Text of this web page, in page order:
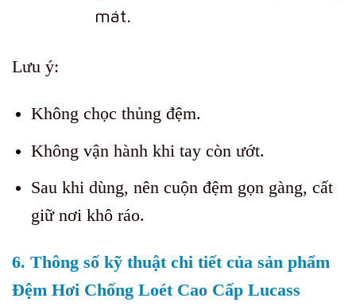
mát.
Lưu ý:
Không chọc thủng đệm.
Không vận hành khi tay còn ướt.
Sau khi dùng, nên cuộn đệm gọn gàng, cất
giữ nơi khô ráo.
6. Thông số kỹ thuật chi tiết của sản phẩm
Đệm Hơi Chống Loét Cao Cấp Lucass